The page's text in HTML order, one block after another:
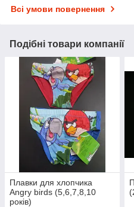
Всі умови повернення
Подібні товари компанії
Плавки для хлопчика
Angry birds (5,6,7,8,10
років)